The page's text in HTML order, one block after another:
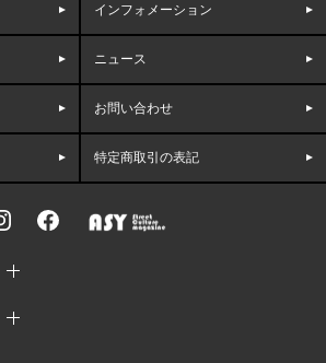
LHR MA
客様ご注文ありがとうございます。
ル
FLARE CARGO PAN
客様ご注文ありがとうございます。
ーサル
インフォメーション
ニュース
お問い合わせ
特定商取引の表記